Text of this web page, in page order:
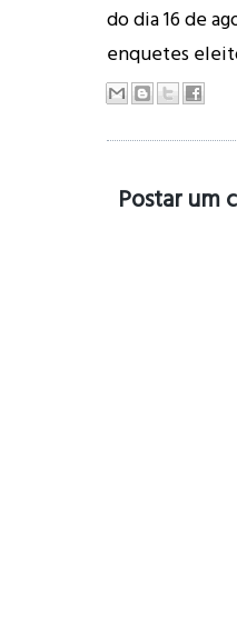
do dia 16 de
enquetes
Postar um